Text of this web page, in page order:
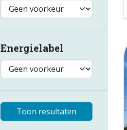
Energielabel
Toon resultaten